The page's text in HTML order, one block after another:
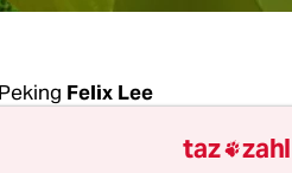
Felix Lee
taz 